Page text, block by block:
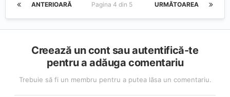
ANTERIOARĂ URMĂTOAREA
Pagina 4 din 5
Creează un cont sau autentifică-te
pentru a adăuga comentariu
Trebuie să fi un membru pentru a putea lăsa un comentariu.